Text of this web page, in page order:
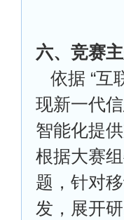
六、竞赛
依据 “互
现新一代
智能化提
根据大赛
题，针对
发，展开